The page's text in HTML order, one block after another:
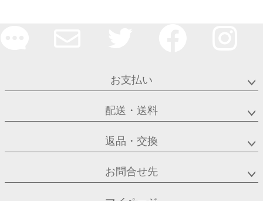
お支払い
配送・送料
返品・交換
お問合せ先